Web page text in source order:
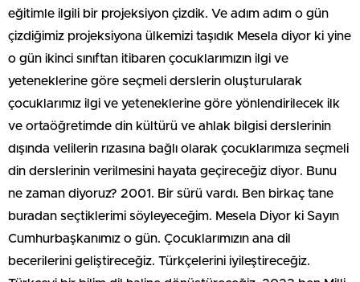
eğitimle ilgili bir projeksiyon çizdik. Ve adım adım o gün
çizdiğimiz projeksiyona ülkemizi taşıdık Mesela diyor ki yine
o gün ikinci sınıftan itibaren çocuklarımızın ilgi ve
yeteneklerine göre seçmeli derslerin oluşturularak
çocuklarımız ilgi ve yeteneklerine göre yönlendirilecek ilk
ve ortaöğretimde din kültürü ve ahlak bilgisi derslerinin
dışında velilerin rızasına bağlı olarak çocuklarımıza seçmeli
din derslerinin verilmesini hayata geçireceğiz diyor. Bunu
ne zaman diyoruz? 2001. Bir sürü vardı. Ben birkaç tane
buradan seçtiklerimi söyleyeceğim. Mesela Diyor ki Sayın
Cumhurbaşkanımız o gün. Çocuklarımızın ana dil
becerilerini geliştireceğiz. Türkçelerini iyileştireceğiz.